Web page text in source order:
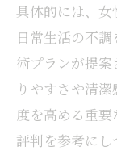
具体的には、
日常生活の不
術プランが提
りやすさや清
度を高める重
評判を参考に